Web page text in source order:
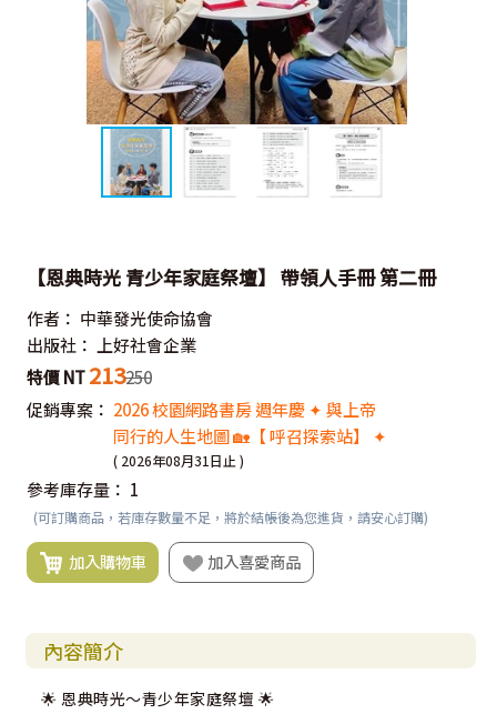
【恩典時光 青少年家庭祭壇】 帶領人手冊 第二冊
作者： 中華發光使命協會
出版社： 上好社會企業
特價 NT 213250
促銷專案： 2026 校園網路書房 週年慶 ✦ 與上帝
同行的人生地圖 🏡【 呼召探索站】 ✦
( 2026年08月31日止 )
參考庫存量： 1
(可訂購商品，若庫存數量不足，將於結帳後為您進貨，請安心訂購)
加入購物車 加入喜愛商品
內容簡介
🌟 恩典時光～青少年家庭祭壇 🌟